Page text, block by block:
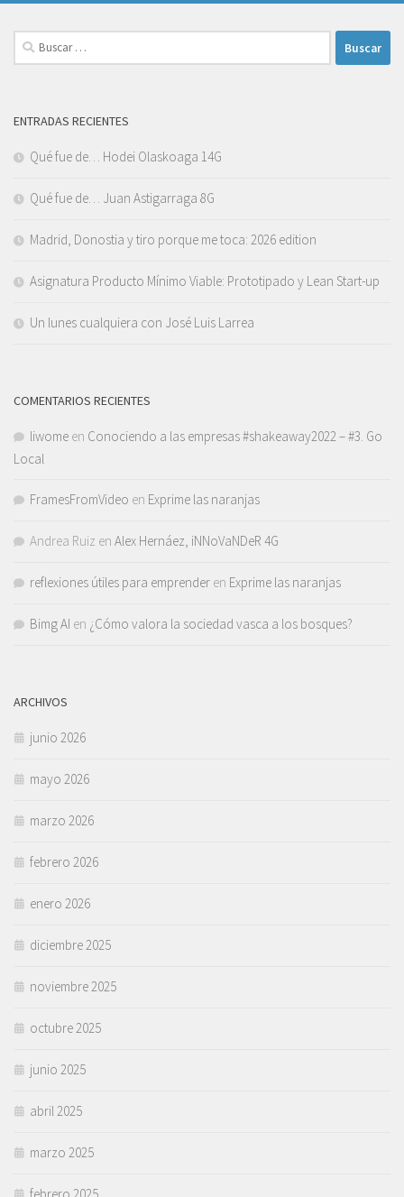
Buscar:
ENTRADAS RECIENTES
Qué fue de… Hodei Olaskoaga 14G
Qué fue de… Juan Astigarraga 8G
Madrid, Donostia y tiro porque me toca: 2026 edition
Asignatura Producto Mínimo Viable: Prototipado y Lean Start-up
Un lunes cualquiera con José Luis Larrea
COMENTARIOS RECIENTES
liwome en Conociendo a las empresas #shakeaway2022 – #3. Go
Local
FramesFromVideo en Exprime las naranjas
Andrea Ruiz en Alex Hernáez, iNNoVaNDeR 4G
reflexiones útiles para emprender en Exprime las naranjas
Bimg AI en ¿Cómo valora la sociedad vasca a los bosques?
ARCHIVOS
junio 2026
mayo 2026
marzo 2026
febrero 2026
enero 2026
diciembre 2025
noviembre 2025
octubre 2025
junio 2025
abril 2025
marzo 2025